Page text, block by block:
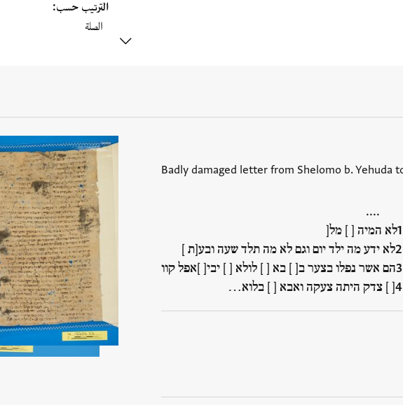
الترتيب حسب
Badly damaged letter from Shelomo b. Yehuda
....
לא המיה [ ] מל[
לא ידע מה ילד יום וגם לא מה תלד שעה ובע[ת ]
הם אשר נפלו בצער ב[ ] בא [ ] לולא [ ] יבי[ ]אפל קוו
[ ] צדק היתה צעקה ואבא [ ] בלוא…